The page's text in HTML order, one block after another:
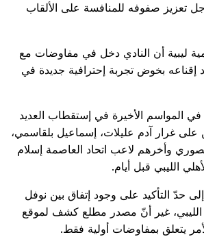
تعزيز صفوفه للمنافسة على الألقاب
ليبية أن النادي دخل في مفاوضات مع
إقناعه بخوض تجربة إحترافية جديدة في
في المواسم الأخيرة في إستقطاب العديد
على غرار آدم عليلات، إسماعيل بلقاسمي،
وأخرهم لاعب اتحاد العاصمة إسلام
الليبي قبل أيام.
حدّ التأكيد على وجود إتفاق بين نوفل
الليبي، غير أنّ مصدر مطلع كشف لموقع
يتعلق بمفاوضات أولية فقط.